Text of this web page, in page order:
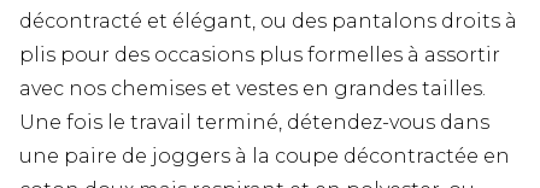
décontracté et élégant, ou des pantalons droits à
plis pour des occasions plus formelles à assortir
avec nos chemises et vestes en grandes tailles.
Une fois le travail terminé, détendez-vous dans
une paire de joggers à la coupe décontractée en